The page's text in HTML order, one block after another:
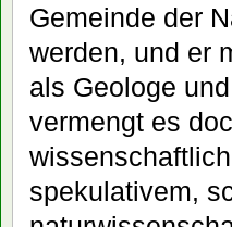
Gemeinde der
werden, und er
als Geologe
vermengt es
spekulativem,